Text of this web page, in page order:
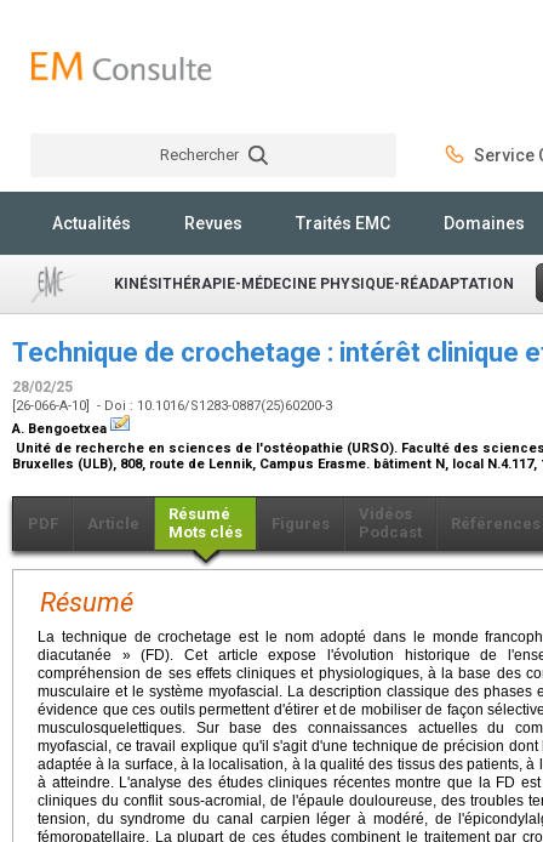
Rechercher Service
Actualités Revues Traités EMC Domaines
KINÉSITHÉRAPIE-MÉDECINE PHYSIQUE-RÉADAPTATION
Technique de crochetage : intérêt clinique
28/02/25
[26-066-A-10] - Doi : 10.1016/S1283-0887(25)60200-3
A. Bengoetxea
Unité de recherche en sciences de l'ostéopathie (URSO). Faculté des
Bruxelles (ULB), 808, route de Lennik, Campus Erasme. bâtiment N, local
PDF Article
Résumé
Mots clés
Figures
Vidéos
Podcast
Références
Résumé
La technique de crochetage est le nom adopté dans le monde
diacutanée » (FD). Cet article expose l'évolution historique de
compréhension de ses effets cliniques et physiologiques, à la base des
musculaire et le système myofascial. La description classique des
évidence que ces outils permettent d'étirer et de mobiliser de façon
musculosquelettiques. Sur base des connaissances actuelles du
myofascial, ce travail explique qu'il s'agit d'une technique de précision
adaptée à la surface, à la localisation, à la qualité des tissus des patients,
à atteindre. L'analyse des études cliniques récentes montre que la FD
cliniques du conflit sous-acromial, de l'épaule douloureuse, des troubles
tension, du syndrome du canal carpien léger à modéré, de
fémoropatellaire. La plupart de ces études combinent le traitement par